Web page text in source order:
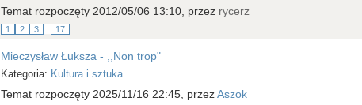
Temat rozpoczęty 2012/05/06 13:10, przez rycerz
1 2 3 17
Mieczysław Łuksza - ,,Non trop"
Kategoria: Kultura i sztuka
Temat rozpoczęty 2025/11/16 22:45, przezAszok